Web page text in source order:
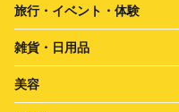
旅行・イベント・体験
雑貨・日用品
美容